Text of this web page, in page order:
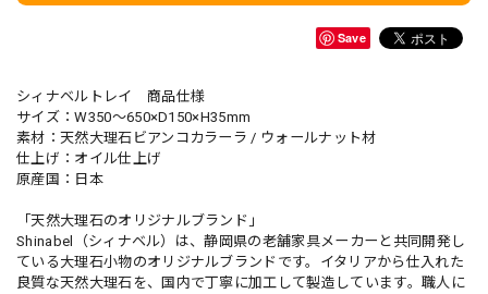
Save
シィナベルトレイ 商品仕様
サイズ：W350～650×D150×H35mm
素材：天然大理石ビアンコカラーラ / ウォールナット材
仕上げ：オイル仕上げ
原産国：日本
「天然大理石のオリジナルブランド」
Shinabel（シィナベル）は、静岡県の老舗家具メーカーと共同開発し
ている大理石小物のオリジナルブランドです。イタリアから仕入れた
良質な天然大理石を、国内で丁寧に加工して製造しています。職人に